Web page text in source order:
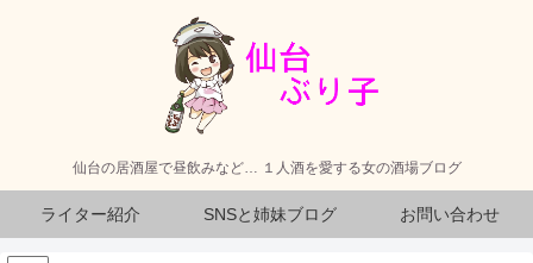
仙台の居酒屋で昼飲みなど… １人酒を愛する女の酒場ブログ
ライター紹介 SNSと姉妹ブログ お問い合わせ